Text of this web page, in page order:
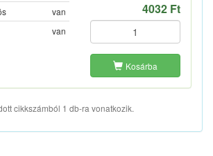
van
van
4032 Ft
Kosárba
cikkszámból 1 db-ra vonatkozik.